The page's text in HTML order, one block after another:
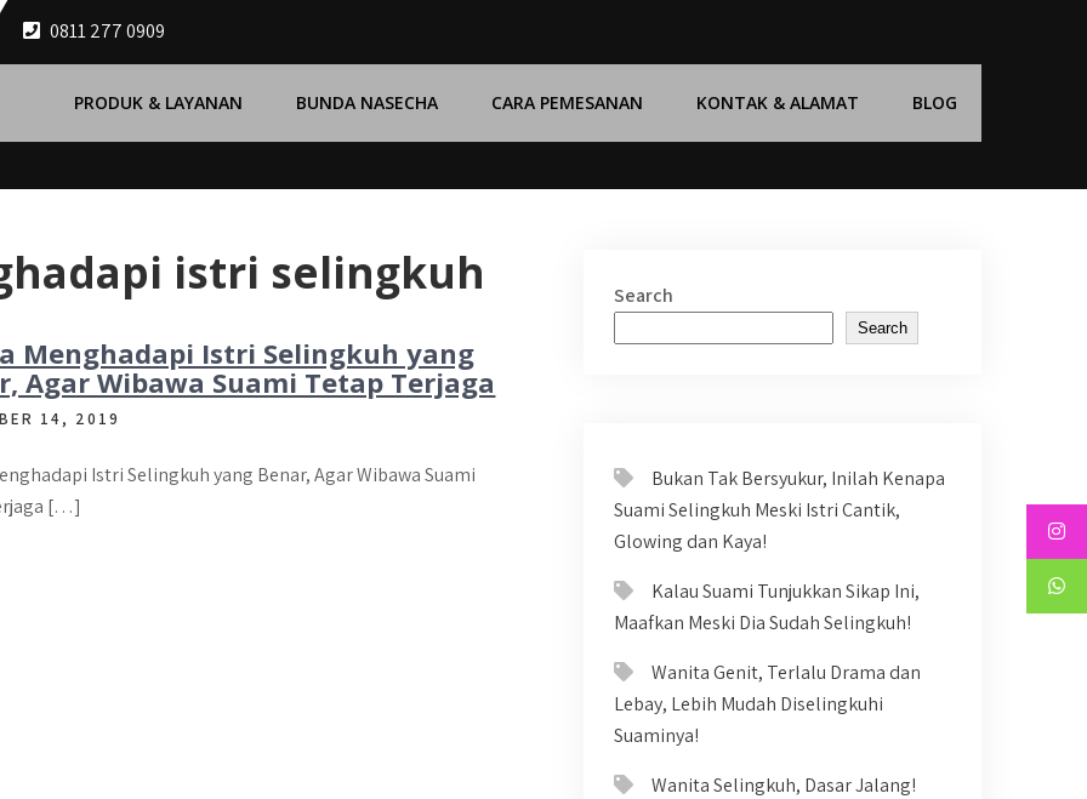
0811 277 0909
PRODUK & LAYANAN BUNDA NASECHA CARA PEMESANAN KONTAK & ALAMAT BLOG
istri selingkuh
Menghadapi Istri Selingkuh yang
Agar Wibawa Suami Tetap Terjaga
14, 2019
Istri Selingkuh yang Benar, Agar Wibawa Suami
[…]
Search
Search
Bukan Tak Bersyukur, Inilah Kenapa
Suami Selingkuh Meski Istri Cantik,
Glowing dan Kaya!
Kalau Suami Tunjukkan Sikap Ini,
Maafkan Meski Dia Sudah Selingkuh!
Wanita Genit, Terlalu Drama dan
Lebay, Lebih Mudah Diselingkuhi
Suaminya!
Wanita Selingkuh, Dasar Jalang!